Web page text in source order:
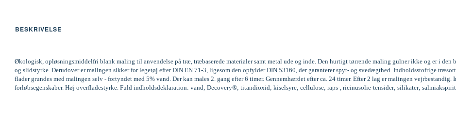
BESKRIVELSE
Økologisk, opløsningsmiddelfri blank maling til anvendelse på træ, træbaserede materialer samt metal ude og inde. Den hurtigt tørrende maling gulner ikke og er i den
og slidstyrke. Derudover er malingen sikker for legetøj efter DIN EN 71-3, ligesom den opfylder DIN 53160, der garanterer spyt- og svedægthed. Indholdsstofrige
flader grundes med malingen selv - fortyndet med 5% vand. Der kan males 2. gang efter 6 timer. Gennemhærdet efter ca. 24 timer. Efter 2 lag er malingen
forløbsegenskaber. Høj overfladestyrke. Fuld indholdsdeklaration: vand; Decovery®; titandioxid; kiselsyre; cellulose; raps-, ricinusolie-tensider; silikater;